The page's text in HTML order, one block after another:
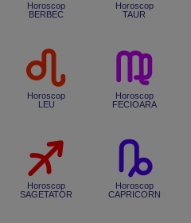
Horoscop
BERBEC
Horoscop
TAUR
Horoscop
LEU
Horoscop
FECIOARA
Horoscop
SAGETATOR
Horoscop
CAPRICORN